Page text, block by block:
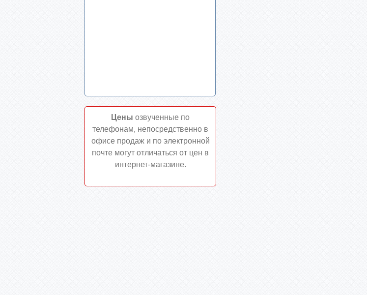
Цены озвученные по
телефонам, непосредственно в
офисе продаж и по электронной
почте могут отличаться от цен в
интернет-магазине.